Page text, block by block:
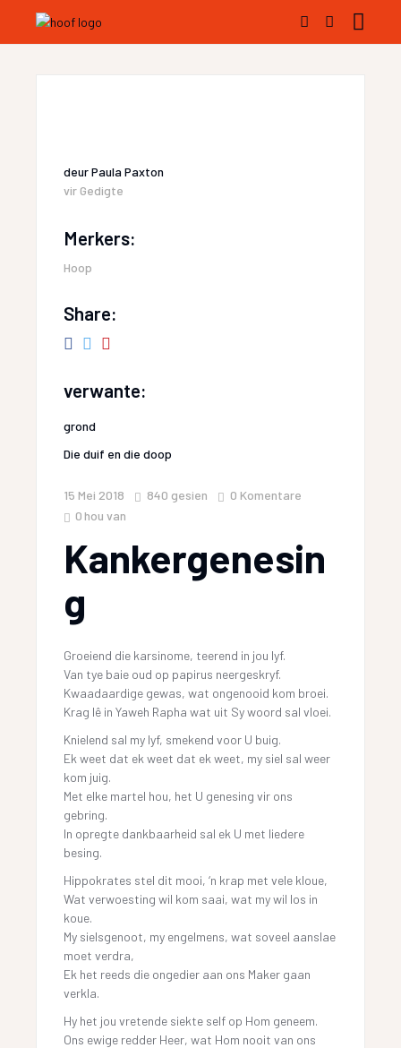
deurPaula Paxton
vir Gedigte
Merkers:
Hoop
Share:
verwante:
grond
Die duif en die doop
15 Mei 2018 840 gesien
0 Komentare
0 hou van
Kankergenesin
g
Groeiend die karsinome, teerend in jou lyf.
Van tye baie oud op papirus neergeskryf.
Kwaadaardige gewas, wat ongenooid kom broei.
Krag lê in Yaweh Rapha wat uit Sy woord sal vloei.
Knielend sal my lyf, smekend voor U buig.
Ek weet dat ek weet dat ek weet, my siel sal weer
kom juig.
Met elke martel hou, het U genesing vir ons
gebring.
In opregte dankbaarheid sal ek U met liedere
besing.
Hippokrates stel dit mooi, ‘n krap met vele kloue,
Wat verwoesting wil kom saai, wat my wil los in
koue.
My sielsgenoot, my engelmens, wat soveel aanslae
moet verdra,
Ek het reeds die ongedier aan ons Maker gaan
verkla.
Hy het jou vretende siekte self op Hom geneem.
Ons ewige redder Heer, wat Hom nooit van ons